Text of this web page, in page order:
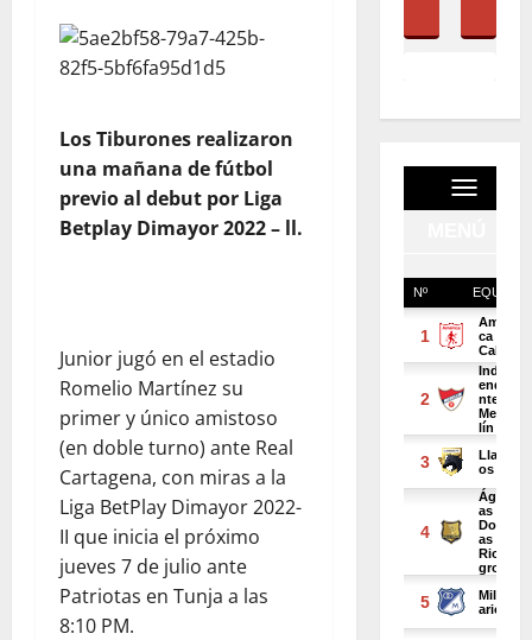
Los Tiburones realizaron
una mañana de fútbol
previo al debut por Liga
Betplay Dimayor 2022 – ll.
Junior jugó en el estadio
Romelio Martínez su
primer y único amistoso
(en doble turno) ante Real
Cartagena, con miras a la
Liga BetPlay Dimayor 2022-
II que inicia el próximo
jueves 7 de julio ante
Patriotas en Tunja a las
8:10 PM.